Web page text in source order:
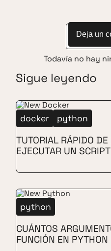
Deja un
Todavía no hay
Sigue leyendo
docker python
TUTORIAL RÁPIDO
EJECUTAR UN
python
CUÁNTOS
FUNCIÓN EN PYTHON